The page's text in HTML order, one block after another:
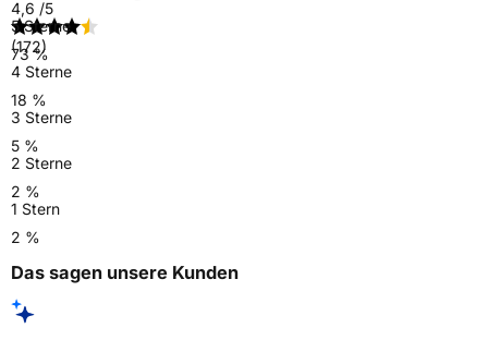
4,6 /5
(172)
5 Sterne
73 %
4 Sterne
18 %
3 Sterne
5 %
2 Sterne
2 %
1 Stern
2 %
Das sagen unsere Kunden